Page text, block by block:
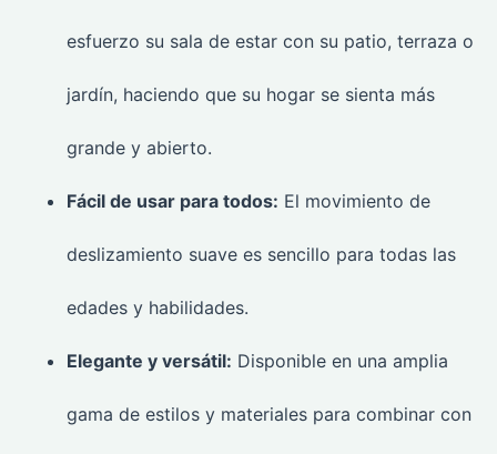
esfuerzo su sala de estar con su patio, terraza o
jardín, haciendo que su hogar se sienta más
grande y abierto.
Fácil de usar para todos: El movimiento de
deslizamiento suave es sencillo para todas las
edades y habilidades.
Elegante y versátil: Disponible en una amplia
gama de estilos y materiales para combinar con